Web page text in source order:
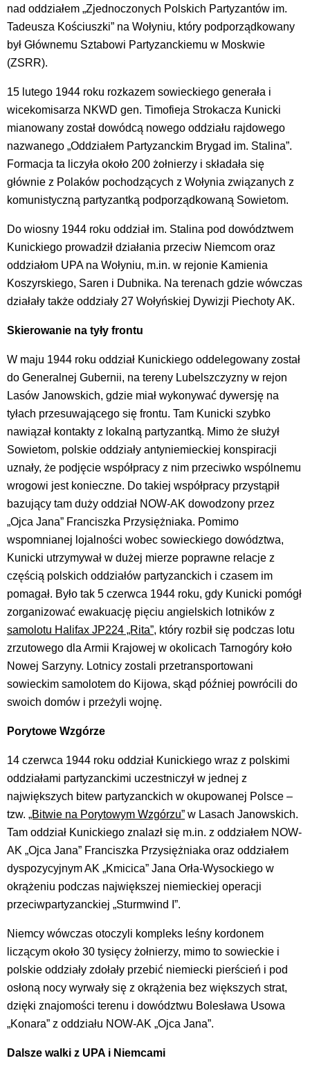
nad oddziałem „Zjednoczonych Polskich Partyzantów im.
Tadeusza Kościuszki” na Wołyniu, który podporządkowany
był Głównemu Sztabowi Partyzanckiemu w Moskwie
(ZSRR).
15 lutego 1944 roku rozkazem sowieckiego generała i
wicekomisarza NKWD gen. Timofieja Strokacza Kunicki
mianowany został dowódcą nowego oddziału rajdowego
nazwanego „Oddziałem Partyzanckim Brygad im. Stalina”.
Formacja ta liczyła około 200 żołnierzy i składała się
głównie z Polaków pochodzących z Wołynia związanych z
komunistyczną partyzantką podporządkowaną Sowietom.
Do wiosny 1944 roku oddział im. Stalina pod dowództwem
Kunickiego prowadził działania przeciw Niemcom oraz
oddziałom UPA na Wołyniu, m.in. w rejonie Kamienia
Koszyrskiego, Saren i Dubnika. Na terenach gdzie wówczas
działały także oddziały 27 Wołyńskiej Dywizji Piechoty AK.
Skierowanie na tyły frontu
W maju 1944 roku oddział Kunickiego oddelegowany został
do Generalnej Gubernii, na tereny Lubelszczyzny w rejon
Lasów Janowskich, gdzie miał wykonywać dywersję na
tyłach przesuwającego się frontu. Tam Kunicki szybko
nawiązał kontakty z lokalną partyzantką. Mimo że służył
Sowietom, polskie oddziały antyniemieckiej konspiracji
uznały, że podjęcie współpracy z nim przeciwko wspólnemu
wrogowi jest konieczne. Do takiej współpracy przystąpił
bazujący tam duży oddział NOW-AK dowodzony przez
„Ojca Jana” Franciszka Przysiężniaka. Pomimo
wspomnianej lojalności wobec sowieckiego dowództwa,
Kunicki utrzymywał w dużej mierze poprawne relacje z
częścią polskich oddziałów partyzanckich i czasem im
pomagał. Było tak 5 czerwca 1944 roku, gdy Kunicki pomógł
zorganizować ewakuację pięciu angielskich lotników z
samolotu Halifax JP224 „Rita”, który rozbił się podczas lotu
zrzutowego dla Armii Krajowej w okolicach Tarnogóry koło
Nowej Sarzyny. Lotnicy zostali przetransportowani
sowieckim samolotem do Kijowa, skąd później powrócili do
swoich domów i przeżyli wojnę.
Porytowe Wzgórze
14 czerwca 1944 roku oddział Kunickiego wraz z polskimi
oddziałami partyzanckimi uczestniczył w jednej z
największych bitew partyzanckich w okupowanej Polsce –
tzw. „Bitwie na Porytowym Wzgórzu” w Lasach Janowskich.
Tam oddział Kunickiego znalazł się m.in. z oddziałem NOW-
AK „Ojca Jana” Franciszka Przysiężniaka oraz oddziałem
dyspozycyjnym AK „Kmicica” Jana Orła-Wysockiego w
okrążeniu podczas największej niemieckiej operacji
przeciwpartyzanckiej „Sturmwind I”.
Niemcy wówczas otoczyli kompleks leśny kordonem
liczącym około 30 tysięcy żołnierzy, mimo to sowieckie i
polskie oddziały zdołały przebić niemiecki pierścień i pod
osłoną nocy wyrwały się z okrążenia bez większych strat,
dzięki znajomości terenu i dowództwu Bolesława Usowa
„Konara” z oddziału NOW-AK „Ojca Jana”.
Dalsze walki z UPA i Niemcami